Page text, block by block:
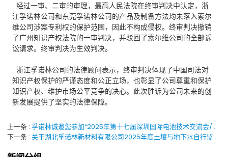
经过一审、二审的审理，最高人民法院在终审判决中认定，浙
江孚诺林公司和东莞孚诺林公司的产品及制备方法均未落入索尔
维公司涉案专利权的保护范围，因此不构成侵权。终审判决撤销
了广州知识产权法院的一审判决，并驳回了索尔维公司的全部诉
讼请求。终审判决为生效判决。
浙江孚诺林公司的法律顾问表示，终审判决体现了中国司法对
知识产权保护的严谨态度和公正立场，也彰显了公司尊重和保护
知识产权、维护市场公平竞争的决心。此次胜诉为公司未来的创
新发展提供了坚实的法律保障。
上一条
孚诺林诚邀您参加“2025年第十七届深圳国际电池技术交流会/展览会"
下一条
关于湖北孚诺林新材料有限公司2025年度土壤与地下水自行监测报告的公示